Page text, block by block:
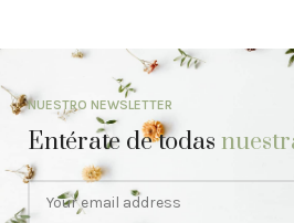
NUESTRO NEWSLETTER
Entérate de todas